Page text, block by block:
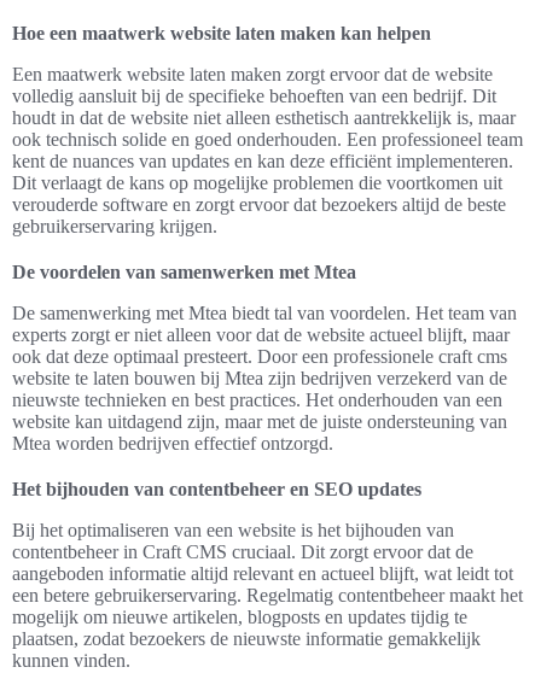
Hoe een maatwerk website laten maken kan helpen
Een maatwerk website laten maken zorgt ervoor dat de website
volledig aansluit bij de specifieke behoeften van een bedrijf. Dit
houdt in dat de website niet alleen esthetisch aantrekkelijk is, maar
ook technisch solide en goed onderhouden. Een professioneel team
kent de nuances van updates en kan deze efficiënt implementeren.
Dit verlaagt de kans op mogelijke problemen die voortkomen uit
verouderde software en zorgt ervoor dat bezoekers altijd de beste
gebruikerservaring krijgen.
De voordelen van samenwerken met Mtea
De samenwerking met Mtea biedt tal van voordelen. Het team van
experts zorgt er niet alleen voor dat de website actueel blijft, maar
ook dat deze optimaal presteert. Door een professionele craft cms
website te laten bouwen bij Mtea zijn bedrijven verzekerd van de
nieuwste technieken en best practices. Het onderhouden van een
website kan uitdagend zijn, maar met de juiste ondersteuning van
Mtea worden bedrijven effectief ontzorgd.
Het bijhouden van contentbeheer en SEO updates
Bij het optimaliseren van een website is het bijhouden van
contentbeheer in Craft CMS cruciaal. Dit zorgt ervoor dat de
aangeboden informatie altijd relevant en actueel blijft, wat leidt tot
een betere gebruikerservaring. Regelmatig contentbeheer maakt het
mogelijk om nieuwe artikelen, blogposts en updates tijdig te
plaatsen, zodat bezoekers de nieuwste informatie gemakkelijk
kunnen vinden.